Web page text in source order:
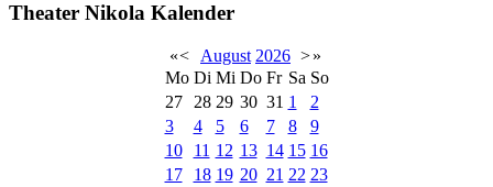
Theater Nikola Kalender
«< August 2026 >»
Mo Di Mi Do Fr Sa So
27
28 29 30 31 1
2
3
4 5 6 7 8
9
10
11 12 13 14 15 16
17
18 19 20 21 22 23